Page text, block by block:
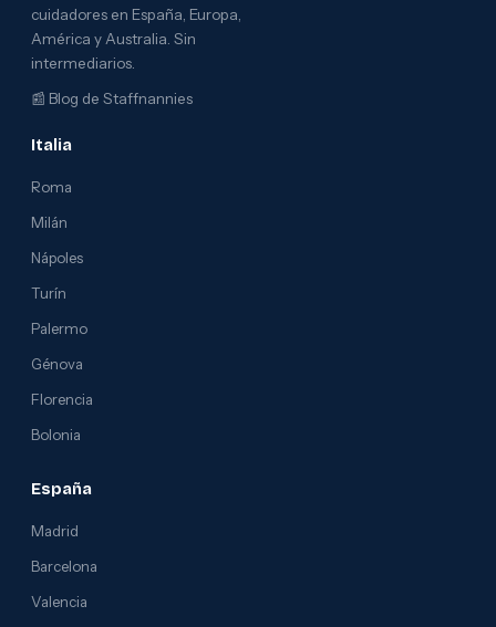
cuidadores en España, Europa,
América y Australia. Sin
intermediarios.
📰 Blog de Staffnannies
Italia
Roma
Milán
Nápoles
Turín
Palermo
Génova
Florencia
Bolonia
España
Madrid
Barcelona
Valencia